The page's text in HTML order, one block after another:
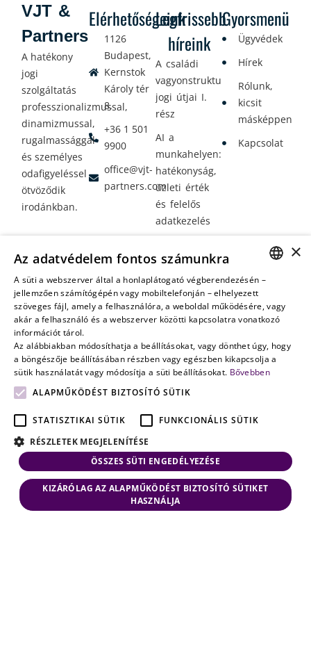
Elérhetőségeink
1126
Budapest,
Kernstok
Károly tér
8.
+36 1 501
9900
office@vjt-
partners.com
Legfrissebb
híreink
A családi
vagyonstrukturálás
jogi útjai I.
rész
AI a
munkahelyen:
hatékonyság,
üzleti érték
és felelős
adatkezelés
amikor a jövő
nem a
véletlenen
múlik
Gyorsmenü
Ügyvédek
Hírek
Rólunk,
kicsit
másképpen
Kapcsolat
VJT &
Partners
A hatékony
jogi
szolgáltatás
professzionalizmussal,
dinamizmussal,
rugalmassággal
és személyes
odafigyeléssel
ötvöződik
irodánkban.
HUNGARIAN
ENGLISH
×
Az adatvédelem fontos számunkra
A süti a webszerver által a honlaplátogató végberendezésén –
jellemzően számítógépén vagy mobiltelefonján – elhelyezett
szöveges fájl, amely a felhasználóra, a weboldal működésére, vagy
akár a felhasználó és a webszerver közötti kapcsolatra vonatkozó
információt tárol.
Az alábbiakban módosíthatja a beállításokat, vagy dönthet úgy, hogy
a böngészője beállításában részben vagy egészben kikapcsolja a
sütik használatát vagy módosítja a süti beállításokat. Bővebben
ALAPMŰKÖDÉST BIZTOSÍTÓ SÜTIK
STATISZTIKAI SÜTIK
FUNKCIONÁLIS SÜTIK
RÉSZLETEK MEGJELENÍTÉSE
ÖSSZES SÜTI ENGEDÉLYEZÉSE
KIZÁRÓLAG AZ ALAPMŰKÖDÉST BIZTOSÍTÓ SÜTIKET
HASZNÁLJA